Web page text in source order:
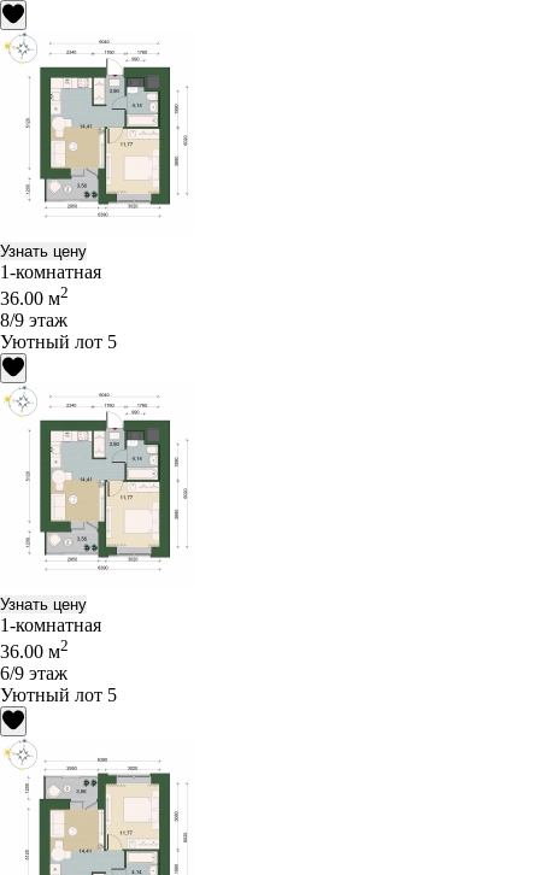
Узнать цену
1-комнатная
36.00 м2
8/9 этаж
Уютный лот 5
Узнать цену
1-комнатная
36.00 м2
6/9 этаж
Уютный лот 5